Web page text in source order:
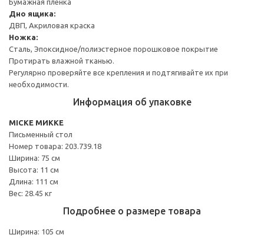
Дно ящика:
ДВП, Акриловая краска
Ножка:
Сталь, Эпоксидное/полиэстерное порошковое покрытие
Протирать влажной тканью.
Регулярно проверяйте все крепления и подтягивайте их при
необходимости.
Информация об упаковке
MICKE МИККЕ
Письменный стол
Номер товара: 203.739.18
Ширина: 75 см
Высота: 11 см
Длина: 111 см
Вес: 28.45 кг
Подробнее о размере товара
Ширина: 105 см